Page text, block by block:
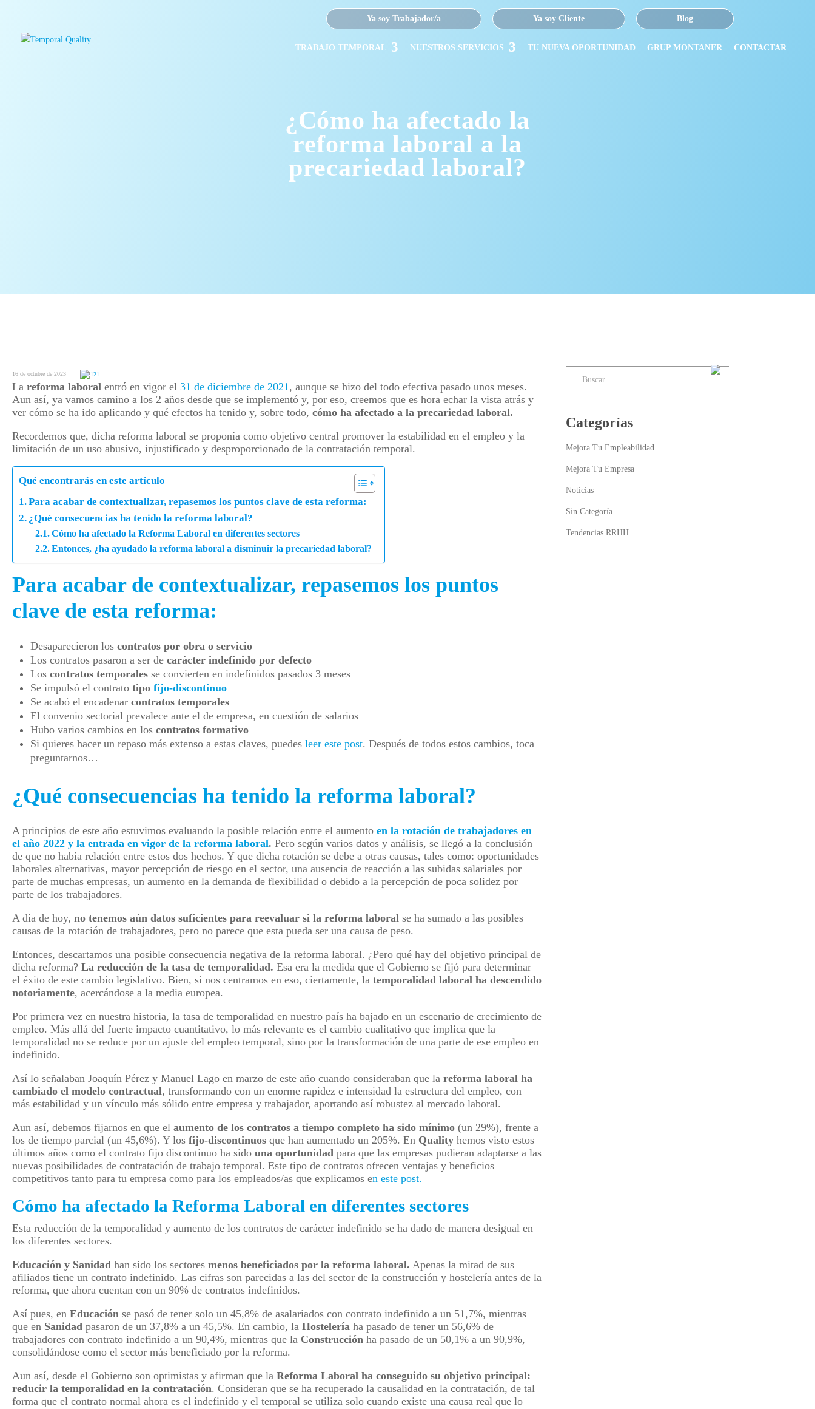
Ya soy Trabajador/a Ya soy Cliente Blog
TRABAJO TEMPORAL NUESTROS SERVICIOS TU NUEVA OPORTUNIDAD GRUP MONTANER CONTACTAR
¿Cómo ha afectado la
reforma laboral a la
precariedad laboral?
16 de octubre de 2023 121
La reforma laboral entró en vigor el 31 de diciembre de 2021, aunque se hizo del todo efectiva pasado unos meses.
Aun así, ya vamos camino a los 2 años desde que se implementó y, por eso, creemos que es hora echar la vista atrás y
ver cómo se ha ido aplicando y qué efectos ha tenido y, sobre todo, cómo ha afectado a la precariedad laboral.
Recordemos que, dicha reforma laboral se proponía como objetivo central promover la estabilidad en el empleo y la
limitación de un uso abusivo, injustificado y desproporcionado de la contratación temporal.
Qué encontrarás en este artículo
Para acabar de contextualizar, repasemos los puntos clave de esta reforma:
¿Qué consecuencias ha tenido la reforma laboral?
Cómo ha afectado la Reforma Laboral en diferentes sectores
Entonces, ¿ha ayudado la reforma laboral a disminuir la precariedad laboral?
Para acabar de contextualizar, repasemos los puntos
clave de esta reforma:
Desaparecieron los contratos por obra o servicio
Los contratos pasaron a ser de carácter indefinido por defecto
Los contratos temporales se convierten en indefinidos pasados 3 meses
Se impulsó el contrato tipo fijo-discontinuo
Se acabó el encadenar contratos temporales
El convenio sectorial prevalece ante el de empresa, en cuestión de salarios
Hubo varios cambios en los contratos formativo
Si quieres hacer un repaso más extenso a estas claves, puedes leer este post. Después de todos estos cambios, toca
preguntarnos…
¿Qué consecuencias ha tenido la reforma laboral?
A principios de este año estuvimos evaluando la posible relación entre el aumento en la rotación de trabajadores en
el año 2022 y la entrada en vigor de la reforma laboral. Pero según varios datos y análisis, se llegó a la conclusión
de que no había relación entre estos dos hechos. Y que dicha rotación se debe a otras causas, tales como: oportunidades
laborales alternativas, mayor percepción de riesgo en el sector, una ausencia de reacción a las subidas salariales por
parte de muchas empresas, un aumento en la demanda de flexibilidad o debido a la percepción de poca solidez por
parte de los trabajadores.
A día de hoy, no tenemos aún datos suficientes para reevaluar si la reforma laboral se ha sumado a las posibles
causas de la rotación de trabajadores, pero no parece que esta pueda ser una causa de peso.
Entonces, descartamos una posible consecuencia negativa de la reforma laboral. ¿Pero qué hay del objetivo principal de
dicha reforma? La reducción de la tasa de temporalidad. Esa era la medida que el Gobierno se fijó para determinar
el éxito de este cambio legislativo. Bien, si nos centramos en eso, ciertamente, la temporalidad laboral ha descendido
notoriamente, acercándose a la media europea.
Por primera vez en nuestra historia, la tasa de temporalidad en nuestro país ha bajado en un escenario de crecimiento de
empleo. Más allá del fuerte impacto cuantitativo, lo más relevante es el cambio cualitativo que implica que la
temporalidad no se reduce por un ajuste del empleo temporal, sino por la transformación de una parte de ese empleo en
indefinido.
Así lo señalaban Joaquín Pérez y Manuel Lago en marzo de este año cuando consideraban que la reforma laboral ha
cambiado el modelo contractual, transformando con un enorme rapidez e intensidad la estructura del empleo, con
más estabilidad y un vínculo más sólido entre empresa y trabajador, aportando así robustez al mercado laboral.
Aun así, debemos fijarnos en que el aumento de los contratos a tiempo completo ha sido mínimo (un 29%), frente a
los de tiempo parcial (un 45,6%). Y los fijo-discontinuos que han aumentado un 205%. En Quality hemos visto estos
últimos años como el contrato fijo discontinuo ha sido una oportunidad para que las empresas pudieran adaptarse a las
nuevas posibilidades de contratación de trabajo temporal. Este tipo de contratos ofrecen ventajas y beneficios
competitivos tanto para tu empresa como para los empleados/as que explicamos en este post.
Cómo ha afectado la Reforma Laboral en diferentes sectores
Esta reducción de la temporalidad y aumento de los contratos de carácter indefinido se ha dado de manera desigual en
los diferentes sectores.
Educación y Sanidad han sido los sectores menos beneficiados por la reforma laboral. Apenas la mitad de sus
afiliados tiene un contrato indefinido. Las cifras son parecidas a las del sector de la construcción y hostelería antes de la
reforma, que ahora cuentan con un 90% de contratos indefinidos.
Así pues, en Educación se pasó de tener solo un 45,8% de asalariados con contrato indefinido a un 51,7%, mientras
que en Sanidad pasaron de un 37,8% a un 45,5%. En cambio, la Hostelería ha pasado de tener un 56,6% de
trabajadores con contrato indefinido a un 90,4%, mientras que la Construcción ha pasado de un 50,1% a un 90,9%,
consolidándose como el sector más beneficiado por la reforma.
Aun así, desde el Gobierno son optimistas y afirman que la Reforma Laboral ha conseguido su objetivo principal:
reducir la temporalidad en la contratación. Consideran que se ha recuperado la causalidad en la contratación, de tal
forma que el contrato normal ahora es el indefinido y el temporal se utiliza solo cuando existe una causa real que lo
Categorías
Mejora Tu Empleabilidad
Mejora Tu Empresa
Noticias
Sin Categoría
Tendencias RRHH